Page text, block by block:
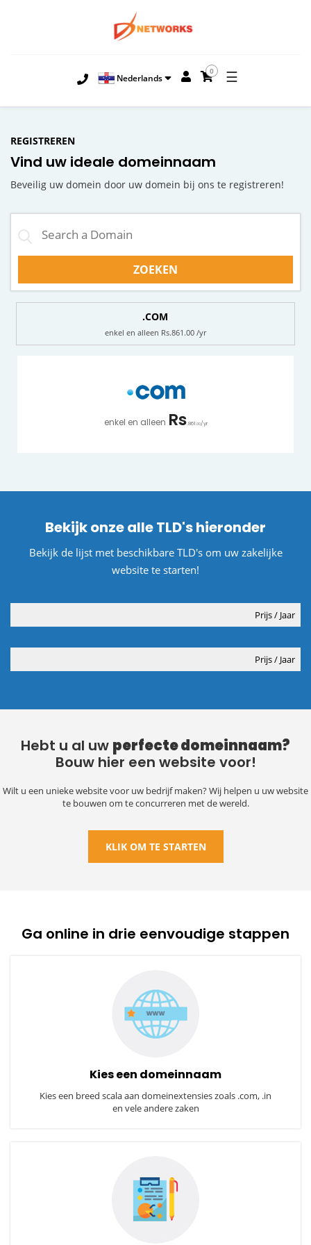
Nederlands
0 ☰
REGISTREREN
Vind uw ideale domeinnaam
Beveilig uw domein door uw domein bij ons te registreren!
.COM
enkel en alleen Rs.861.00 /yr
enkel en alleen Rs.861.00/yr
Bekijk onze alle TLD's hieronder
Bekijk de lijst met beschikbare TLD's om uw zakelijke
website te starten!
Prijs / Jaar
Prijs / Jaar
Hebt u al uw perfecte domeinnaam?
Bouw hier een website voor!
Wilt u een unieke website voor uw bedrijf maken?Wij helpen u uw website
te bouwen om te concurreren met de wereld.
KLIK OM TE STARTEN
Ga online in drie eenvoudige stappen
Kies een domeinnaam
Kies een breed scala aan domeinextensies zoals .com, .in
en vele andere zaken